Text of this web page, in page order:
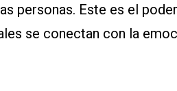
personas. Este es el
se conectan con la